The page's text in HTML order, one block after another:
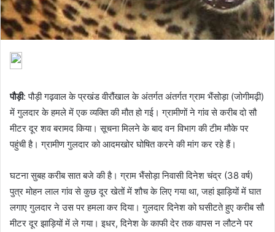
पौड़ी: पौड़ी गढ़वाल के प्रखंड वीरौंखाल के अंतर्गत अंतर्गत ग्राम भैंसोड़ा (जोगीमढ़ी)
में गुलदार के हमले में एक व्यक्ति की मौत हो गई। ग्रामीणों ने गांव से करीब दो सौ
मीटर दूर शव बरामद किया। सूचना मिलने के बाद वन विभाग की टीम मौके पर
पहुंची है। ग्रामीण गुलदार को आदमखोर घोषित करने की मांग कर रहे हैं।
घटना सुबह करीब सात बजे की है। ग्राम भैंसोड़ा निवासी दिनेश चंद्र (38 वर्ष)
पुत्र मोहन लाल गांव से कुछ दूर खेतों में शौच के लिए गया था, जहां झाड़ियों में घात
लगाए गुलदार ने उस पर हमला कर दिया। गुलदार दिनेश को घसीटते हुए करीब सौ
मीटर दूर झाड़ियों में ले गया। इधर, दिनेश के काफी देर तक वापस न लौटने पर